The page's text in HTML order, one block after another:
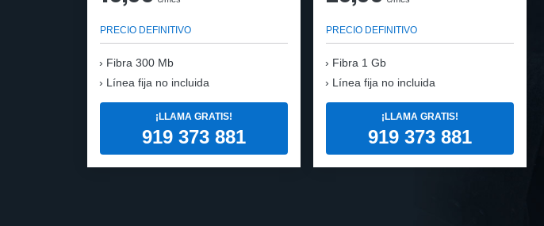
PRECIO DEFINITIVO
Fibra 300 Mb
Línea fija no incluida
¡LLAMA GRATIS!
919 373 881
PRECIO DEFINITIVO
Fibra 1 Gb
Línea fija no incluida
¡LLAMA GRATIS!
919 373 881